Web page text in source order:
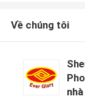
Về chúng tôi